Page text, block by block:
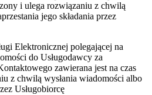
i ulega rozwiązaniu z chwilą
jego składania przez
Elektronicznej polegającej na
do Usługodawcy za
zawierana jest na czas
z chwilą wysłania wiadomości albo
Usługobiorcę